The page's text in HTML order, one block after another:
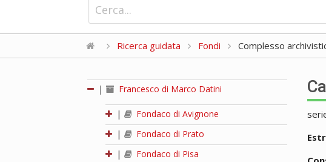
Ricerca guidata Fondi Complesso
| Francesco di Marco Datini
|
Fondaco di Avignone
|
Fondaco di Prato
|
Fondaco di Pisa